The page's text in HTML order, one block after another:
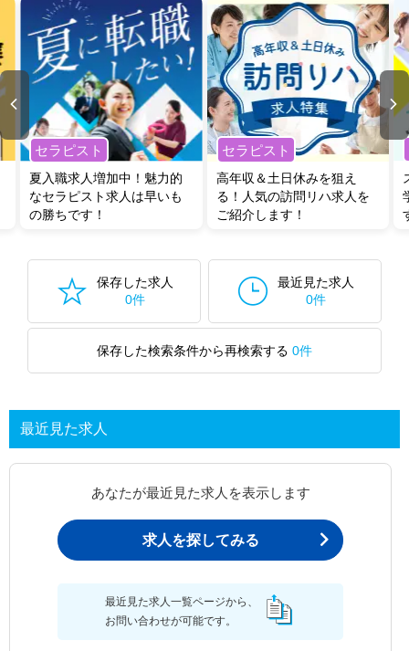
セラピスト
夏入職求人増加中！魅力的
なセラピスト求人は早いも
の勝ちです！
セラピスト
高年収＆土日休みを狙え
る！人気の訪問リハ求人を
ご紹介します！
保存した求人
0件
最近見た求人
0件
保存した検索条件から再検索する 0件
最近見た求人
あなたが最近見た求人を表示します
求人を探してみる
最近見た求人一覧ページから、
お問い合わせが可能です。